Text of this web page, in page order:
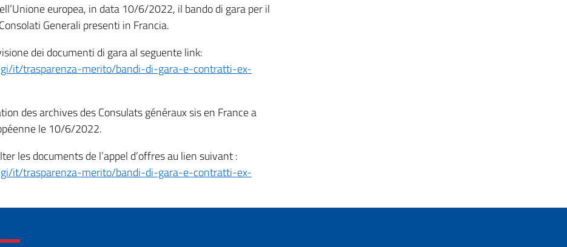
europea, in data 10/6/2022, il bando di gara per il
Generali presenti in Francia.
dei documenti di gara al seguente link:
it/trasparenza-merito/bandi-di-gara-e-contratti-ex-
des archives des Consulats généraux sis en France a
le 10/6/2022.
les documents de l’appel d’offres au lien suivant :
it/trasparenza-merito/bandi-di-gara-e-contratti-ex-